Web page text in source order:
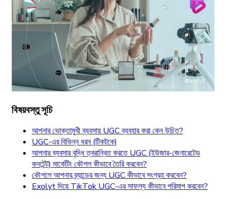
বিষয়বস্তু সূচি
আপনার ভোক্তামুখী ব্যবসায় UGC ব্যবহার করা কেন উচিত?
UGC-এর বিভিন্ন ধরন (টিকটকে)
আপনার ব্যবসার বৃদ্ধি ত্বরান্বিত করতে UGC (ইউজার-জেনারেটেড
কনটেন্ট) মার্কেটিং কৌশল কীভাবে তৈরি করবেন?
কৌশলে আপনার ব্র্যান্ডের জন্য UGC কীভাবে সংগ্রহ করবেন?
Exolyt দিয়ে TikTok UGC-এর সাফল্য কীভাবে পরিমাপ করবেন?